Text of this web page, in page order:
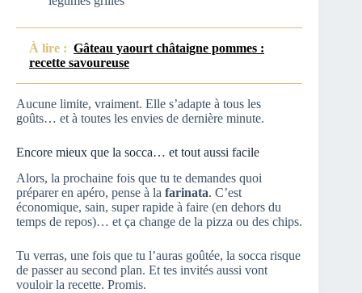
À lire : Gâteau yaourt châtaigne pommes :
recette savoureuse
Aucune limite, vraiment. Elle s’adapte à tous les
goûts… et à toutes les envies de dernière minute.
Encore mieux que la socca… et tout aussi facile
Alors, la prochaine fois que tu te demandes quoi
préparer en apéro, pense à la farinata. C’est
économique, sain, super rapide à faire (en dehors du
temps de repos)… et ça change de la pizza ou des chips.
Tu verras, une fois que tu l’auras goûtée, la socca risque
de passer au second plan. Et tes invités aussi vont
vouloir la recette. Promis.